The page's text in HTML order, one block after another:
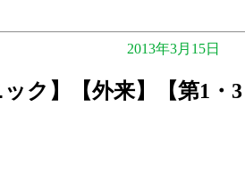
2013年3月15日
ク】【外来】【第1・3